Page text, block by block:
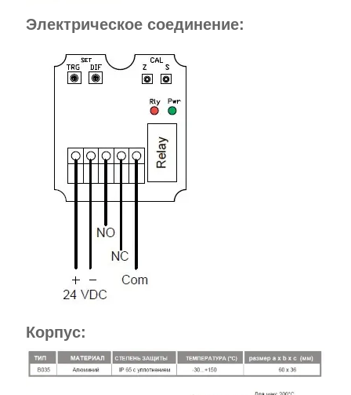
Электрическое соединение:
Корпус: